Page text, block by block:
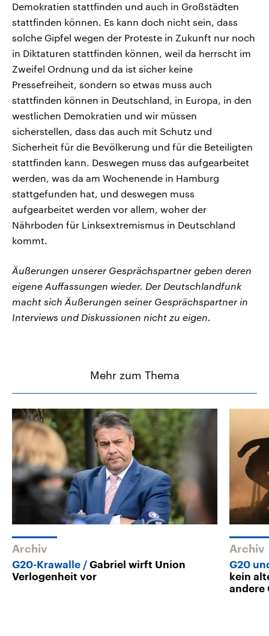
Demokratien stattfinden und auch in Großstädten
stattfinden können. Es kann doch nicht sein, dass
solche Gipfel wegen der Proteste in Zukunft nur noch
in Diktaturen stattfinden können, weil da herrscht im
Zweifel Ordnung und da ist sicher keine
Pressefreiheit, sondern so etwas muss auch
stattfinden können in Deutschland, in Europa, in den
westlichen Demokratien und wir müssen
sicherstellen, dass das auch mit Schutz und
Sicherheit für die Bevölkerung und für die Beteiligten
stattfinden kann. Deswegen muss das aufgearbeitet
werden, was da am Wochenende in Hamburg
stattgefunden hat, und deswegen muss
aufgearbeitet werden vor allem, woher der
Nährboden für Linksextremismus in Deutschland
kommt.
Äußerungen unserer Gesprächspartner geben deren
eigene Auffassungen wieder. Der Deutschlandfunk
macht sich Äußerungen seiner Gesprächspartner in
Interviews und Diskussionen nicht zu eigen.
Mehr zum Thema
Archiv
G20-Krawalle
Gabriel wirft Union
Verlogenheit vor
Archiv
G20
kein
andere